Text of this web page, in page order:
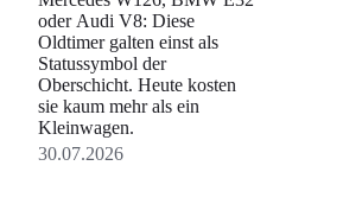
oder Audi V8: Diese
Oldtimer galten einst als
Statussymbol der
Oberschicht. Heute kosten
sie kaum mehr als ein
Kleinwagen.
30.07.2026